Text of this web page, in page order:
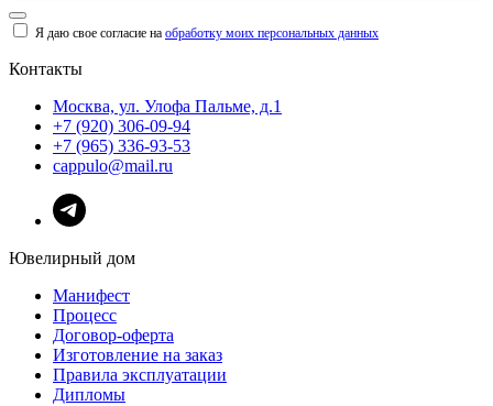
Я даю свое согласие на обработку моих персональных данных
Контакты
Москва, ул. Улофа Пальме, д.1
+7 (920) 306-09-94
+7 (965) 336-93-53
cappulo@mail.ru
Ювелирный дом
Манифест
Процесс
Договор-оферта
Изготовление на заказ
Правила эксплуатации
Дипломы